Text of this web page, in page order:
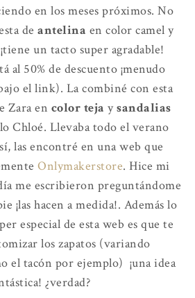
en los meses próximos. No
de antelina en color camel y
un tacto super agradable!
al 50% de descuento ¡menudo
el link). La combiné con esta
Zara en color teja ysandalias
Chloé. Llevaba todo el verano
las encontré en una web que
Onlymakerstore. Hice mi
me escribieron preguntándome
¡las hacen a medida!. Además lo
especial de esta web es que te
los zapatos (variando
el tacón por ejemplo) ¡una idea
¿verdad?